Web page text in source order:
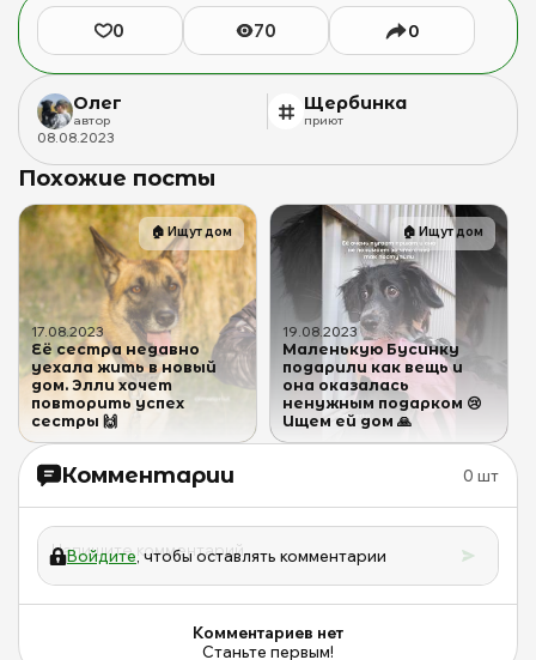
Комментарии 0 шт
Войдите, чтобы оставлять комментарии
Комментариев нет
Станьте первым!
0 70 0
Олег
автор
Щербинка
приют
08.08.2023
Похожие посты
17.08.2023
Её сестра недавно
уехала жить в новый
дом. Элли хочет
повторить успех
сестры 🙌
🏠 Ищут дом
19.08.2023
Маленькую Бусинку
подарили как вещь и
она оказалась
ненужным подарком 😢
Ищем ей дом 🙏
🏠 Ищут дом